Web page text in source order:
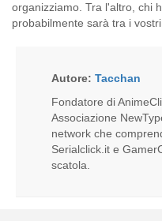
organizziamo. Tra l'altro, chi
probabilmente sarà tra i
Autore: Tacchan
Fondatore di
Associazione
network che
Serialclick.it e
scatola.